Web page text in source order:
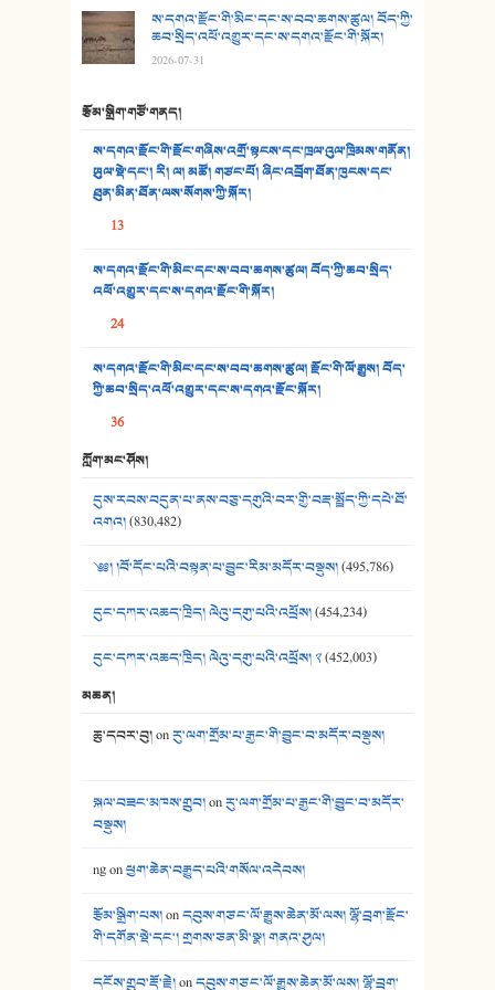
30. སི་ལིང་འབྲི་མོ། - ཕན་ཐོག
31. ཕ་ཡུལ་ཡར་ཀླུང་།
32. ཨ་མ།
33. འཛོམས་པའི་ལམ།
34. ཉི་མ་སེམས་ལ་ཞོག་དང་། - ཟླ་སྒྲོན།
36. ཟླ་གཞོན་སྙན་དབྱངས། - ཟླ་སྒྲོན།
38. ཡབ་ཡུམ། - ཟླ་སྒྲོན།
ས་དགའ་རྫོང་གི་མིང་དང་ས་བབ་ཆགས་ཚུལ། བོད་ཀྱི་
ཆབ་སྲིད་འཕོ་འགྱུར་དང་ས་དགའ་རྫོང་གི་སྐོར།
2026-07-31
རྩོམ་སྒྲིག་གཙོ་གནད།
ས་དགའ་རྫོང་གི་རྫོང་གཞིས་འགྲོ་སྟངས་དང་ཁྲལ་འུལ་ཁྲིམས་གནོན།
ཡུལ་སྡེ་དང་། རི། ལ། མཚོ། གཙང་པོ། ཞིང་འབྲོག་ཐོན་ཁུངས་དང་
ཐུན་མིན་ཐོན་ལས་སོགས་ཀྱི་སྐོར།
13
ས་དགའ་རྫོང་གི་མིང་དང་ས་བབ་ཆགས་ཚུལ། བོད་ཀྱི་ཆབ་སྲིད་
འཕོ་འགྱུར་དང་ས་དགའ་རྫོང་གི་སྐོར།
24
ས་དགའ་རྫོང་གི་མིང་དང་ས་བབ་ཆགས་ཚུལ། རྫོང་གི་ལོ་རྒྱུས། བོད་
ཀྱི་ཆབ་སྲིད་འཕོ་འགྱུར་དང་ས་དགའ་རྫོང་སྐོར།
36
ཀློག་མང་ཤོས།
དུས་རབས་བདུན་པ་ནས་བཅུ་དགུའི་བར་གྱི་བརྡ་སྤྲོད་ཀྱི་དཔེ་ཐོ་
འགའ།(830,482)
༄༅། །བོ་དོང་པའི་བསྟན་པ་བྱུང་རིམ་མདོར་བསྡུས།(495,786)
དུང་དཀར་འཆད་ཁྲིད། ལེའུ་དགུ་པའི་འཕྲོས།(454,234)
དུང་དཀར་འཆད་ཁྲིད། ལེའུ་དགུ་པའི་འཕྲོས། ༢(452,003)
མཆན།
ཆུ་དབར་བུ།onརུ་ལག་གྲོམ་པ་རྒྱང་གི་བྱུང་བ་མདོར་བསྡུས།
སྐལ་བཟང་མཁས་གྲུབ།onརུ་ལག་གྲོམ་པ་རྒྱང་གི་བྱུང་བ་མདོར་
བསྡུས།
ngonཕྱག་ཆེན་བརྒྱུད་པའི་གསོལ་འདེབས།
རྩོམ་སྒྲིག་པས།onདབུས་གཙང་ལོ་རྒྱུས་ཆེན་མོ་ལས། ལྷོ་བྲག་རྫོང་
གི་དགོན་སྡེ་དང་། གྲགས་ཅན་མི་སྣ། གནའ་ཤུལ།
དངོས་གྲུབ་རྡོ་རྗེ།onདབུས་གཙང་ལོ་རྒྱུས་ཆེན་མོ་ལས། ལྷོ་བྲག་